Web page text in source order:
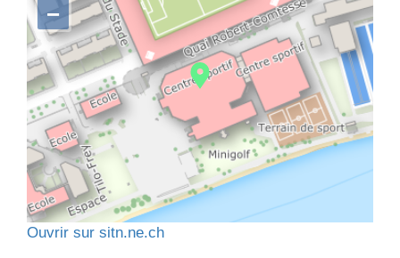
−
Ouvrir sur sitn.ne.ch